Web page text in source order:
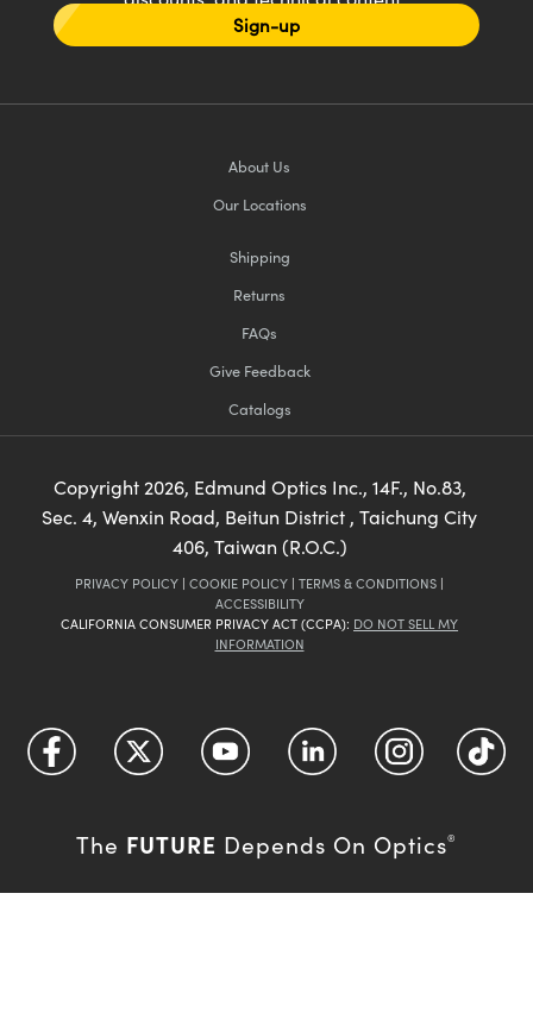
Sign-up
About Us
Our Locations
Shipping
Returns
FAQs
Give Feedback
Catalogs
Copyright 2026, Edmund Optics Inc., 14F., No.83,
Sec. 4, Wenxin Road, Beitun District , Taichung City
406, Taiwan (R.O.C.)
PRIVACY POLICY | COOKIE POLICY | TERMS & CONDITIONS |
ACCESSIBILITY
CALIFORNIA CONSUMER PRIVACY ACT (CCPA): DO NOT SELL MY
INFORMATION
The FUTURE Depends On Optics®